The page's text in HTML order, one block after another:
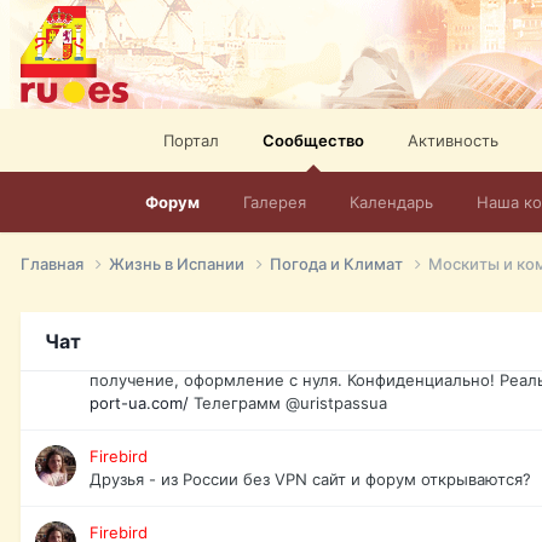
Портал Сообщество
Форум Галерея Календарь Наша
Активность
Главная Жизнь в Испании Погода и Климат Москиты и
Чат
спорт, HD. + Огромная видеотека + 10.000 фильмов и
сайта. Наш сайт: http://mir-tv.club/television-in-spain.html
David16
Книги
David16
Подскажите пожалуйста, как удалить свой аккаунт из
Юрист юа
получение, оформление с нуля. Конфиденциально!
port-ua.com/ Телеграмм @uristpassua
Firebird
Друзья - из России без VPN сайт и форум открываются?
Firebird